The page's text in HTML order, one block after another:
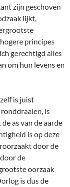
zijn geschoven
lijkt,
principes
gerechtigd alles
om hun levens en
is juist
is
as van de aarde
is op deze
door de
de
oorzaak
is dus de